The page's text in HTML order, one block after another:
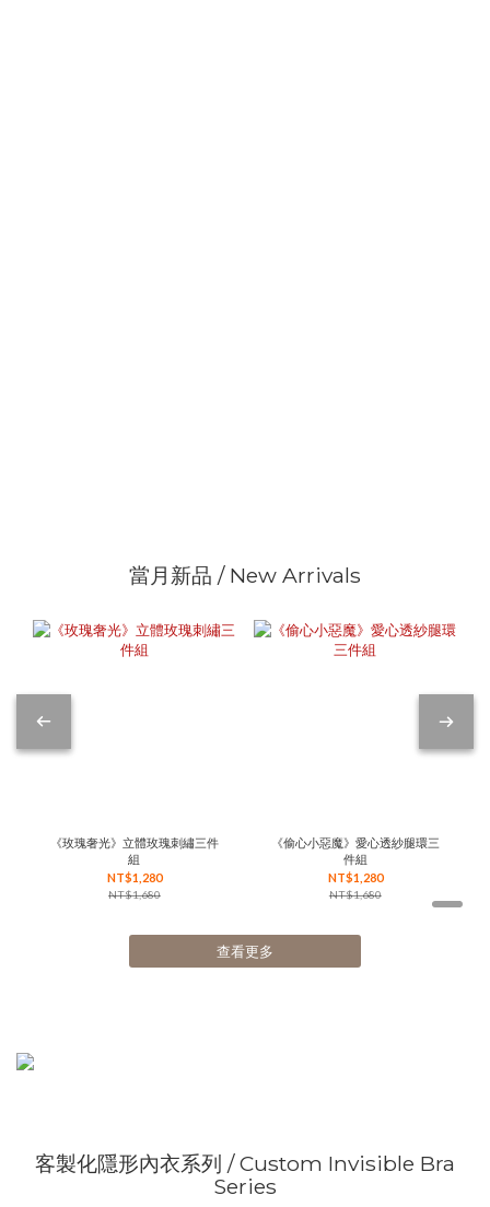
當月新品 / New Arrivals
《玫瑰奢光》立體玫瑰刺繡三件
組
NT$1,280
NT$1,680
《偷心小惡魔》愛心透紗腿環三
件組
NT$1,280
NT$1,680
查看更多
客製化隱形內衣系列 / Custom Invisible Bra
Series